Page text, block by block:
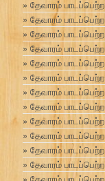
தேவாரம்
தேவாரம்
தேவாரம்
தேவாரம்
தேவாரம்
தேவாரம் பாடப்பெற்ற
தேவாரம்
தேவாரம்
தேவாரம்
தேவாரம்
தேவாரம் பாடப்பெற்ற
தேவாரம்